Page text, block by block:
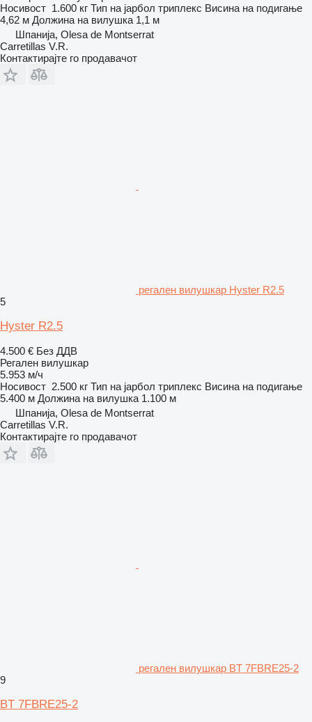
Носивост 1.600 кг Тип на јарбол триплекс Висина на подигање
4,62 м Должина на вилушка 1,1 м
Шпанија, Olesa de Montserrat
Carretillas V.R.
Контактирајте го продавачот
регален вилушкар Hyster R2.5
5
Hyster R2.5
4.500 € Без ДДВ
Регален вилушкар
5.953 м/ч
Носивост 2.500 кг Тип на јарбол триплекс Висина на подигање
5.400 м Должина на вилушка 1.100 м
Шпанија, Olesa de Montserrat
Carretillas V.R.
Контактирајте го продавачот
регален вилушкар BT 7FBRE25-2
9
BT 7FBRE25-2